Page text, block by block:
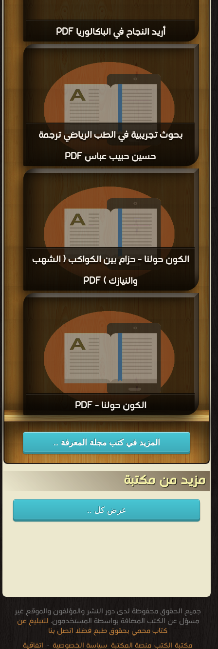
أريد النجاح في الباكالوريا PDF
بحوث تجريبية في الطب الرياضي ترجمة
حسين حبيب عباس PDF
قراءة و تحميل كتاب بحوث تجريبية في الطب الرياضي ترجمة حسين
حبيب عباس PDF مجانا
الكون حولنا - حزام بين الكواكب ( الشهب
والنيازك ) PDF
قراءة و تحميل كتاب الكون حولنا - حزام بين الكواكب ( الشهب
والنيازك ) PDF مجانا
الكون حولنا - PDF
قراءة و تحميل كتاب الكون حولنا - PDF مجانا
المزيد في كتب مجلة المعرفة ..
مزيد من مكتبة
عرض كل ..
جميع الحقوق محفوظة لدى دور النشر والمؤلفون والموقع غير
مسؤل عن الكتب المضافة بواسطة المستخدمون. للتبليغ عن
كتاب محمي بحقوق طبع فضلا اتصل بنا
مكتبة الكتب منصة المكتبة سياسة الخصوصية · اتفاقية